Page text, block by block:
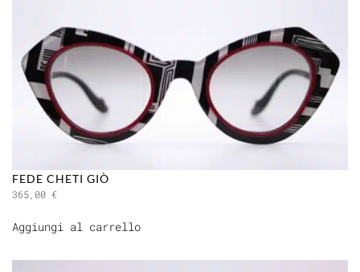
FEDE CHETI GIÒ
365,00 €
Aggiungi al carrello